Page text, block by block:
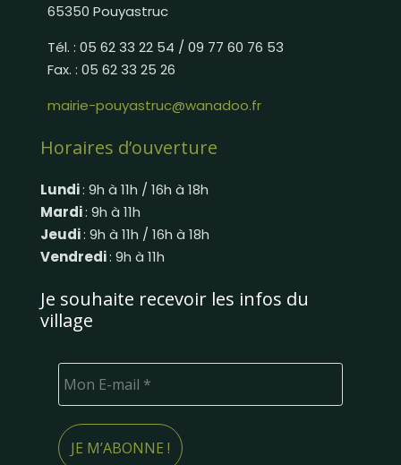
65350 Pouyastruc
Tél. : 05 62 33 22 54 / 09 77 60 76 53
Fax. : 05 62 33 25 26
mairie-pouyastruc@wanadoo.fr
Horaires d’ouverture
Lundi: 9h à 11h / 16h à 18h
Mardi: 9h à 11h
Jeudi: 9h à 11h / 16h à 18h
Vendredi: 9h à 11h
Je souhaite recevoir les infos du
village